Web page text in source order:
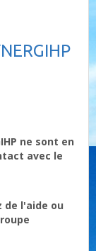
ne sont en
avec le
de l'aide ou